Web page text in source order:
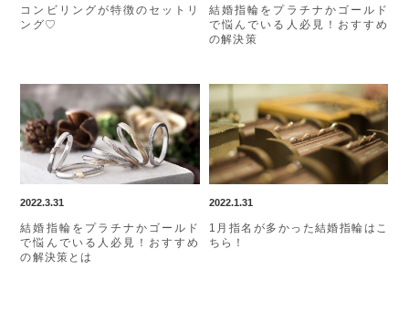
コンビリングが特徴のセットリ
ング♡
結婚指輪をプラチナかゴールド
で悩んでいる人必見！おすすめ
の解決策
2022.3.31
結婚指輪をプラチナかゴールド
で悩んでいる人必見！おすすめ
の解決策とは
2022.1.31
1月指名が多かった結婚指輪はこ
ちら！